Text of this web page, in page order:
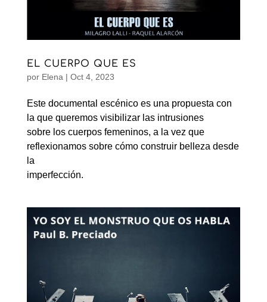
EL CUERPO QUE ES
por Elena | Oct 4, 2023
Este documental escénico es una propuesta con
la que queremos visibilizar las intrusiones
sobre los cuerpos femeninos, a la vez que
reflexionamos sobre cómo construir belleza desde
la
imperfección.